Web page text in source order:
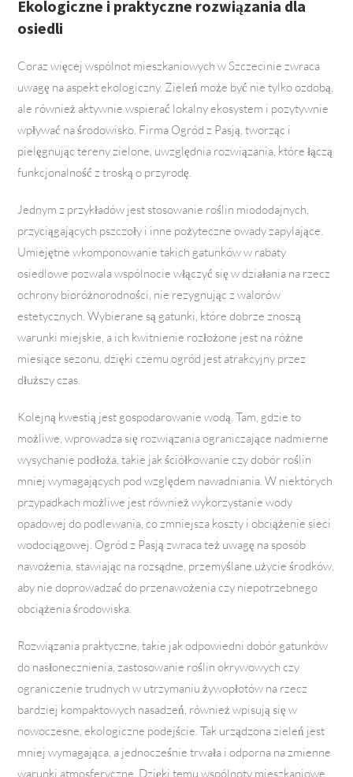
Ekologiczne i praktyczne rozwiązania dla
osiedli
Coraz więcej wspólnot mieszkaniowych w Szczecinie zwraca
uwagę na aspekt ekologiczny. Zieleń może być nie tylko ozdobą,
ale również aktywnie wspierać lokalny ekosystem i pozytywnie
wpływać na środowisko. Firma Ogród z Pasją, tworząc i
pielęgnując tereny zielone, uwzględnia rozwiązania, które łączą
funkcjonalność z troską o przyrodę.
Jednym z przykładów jest stosowanie roślin miododajnych,
przyciągających pszczoły i inne pożyteczne owady zapylające.
Umiejętne wkomponowanie takich gatunków w rabaty
osiedlowe pozwala wspólnocie włączyć się w działania na rzecz
ochrony bioróżnorodności, nie rezygnując z walorów
estetycznych. Wybierane są gatunki, które dobrze znoszą
warunki miejskie, a ich kwitnienie rozłożone jest na różne
miesiące sezonu, dzięki czemu ogród jest atrakcyjny przez
dłuższy czas.
Kolejną kwestią jest gospodarowanie wodą. Tam, gdzie to
możliwe, wprowadza się rozwiązania ograniczające nadmierne
wysychanie podłoża, takie jak ściółkowanie czy dobór roślin
mniej wymagających pod względem nawadniania. W niektórych
przypadkach możliwe jest również wykorzystanie wody
opadowej do podlewania, co zmniejsza koszty i obciążenie sieci
wodociągowej. Ogród z Pasją zwraca też uwagę na sposób
nawożenia, stawiając na rozsądne, przemyślane użycie środków,
aby nie doprowadzać do przenawożenia czy niepotrzebnego
obciążenia środowiska.
Rozwiązania praktyczne, takie jak odpowiedni dobór gatunków
do nasłonecznienia, zastosowanie roślin okrywowych czy
ograniczenie trudnych w utrzymaniu żywopłotów na rzecz
bardziej kompaktowych nasadzeń, również wpisują się w
nowoczesne, ekologiczne podejście. Tak urządzona zieleń jest
mniej wymagająca, a jednocześnie trwała i odporna na zmienne
warunki atmosferyczne. Dzięki temu wspólnoty mieszkaniowe